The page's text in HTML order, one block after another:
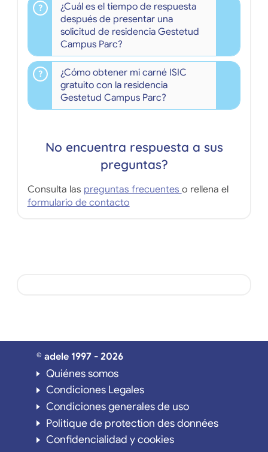
¿Cuál es el tiempo de respuesta
después de presentar una
solicitud de residencia Gestetud
Campus Parc?
¿Cómo obtener mi carné ISIC
gratuito con la residencia
Gestetud Campus Parc?
No encuentra respuesta a sus
preguntas?
Consulta las preguntas frecuentes o rellena el
formulario de contacto
© adele 1997 - 2026
Quiénes somos
Condiciones Legales
Condiciones generales de uso
Politique de protection des données
Confidencialidad y cookies